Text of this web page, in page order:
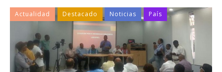
Actualidad Destacado Noticias País